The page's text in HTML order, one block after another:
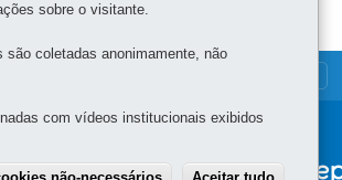
sobre o visitante.
coletadas anonimamente, não
com vídeos institucionais exibidos